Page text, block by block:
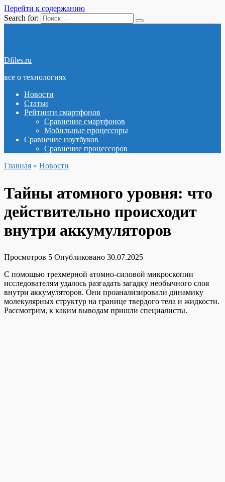
Перейти к содержанию
Search for:
Dfiles.ru
все о технологиях
Новости
Статьи
Рейтинги смартфонов
Сравнение смартфонов
Мобильные процессоры
Сравнение ноутбуков
Сравнение процессоров
Главная » Новости
Тайны атомного уровня: что
действительно происходит
внутри аккумуляторов
Просмотров 5 Опубликовано 30.07.2025
С помощью трехмерной атомно-силовой микроскопии
исследователям удалось разгадать загадку необычного слоя
внутри аккумуляторов. Они проанализировали динамику
молекулярных структур на границе твердого тела и жидкости.
Рассмотрим, к каким выводам пришли специалисты.